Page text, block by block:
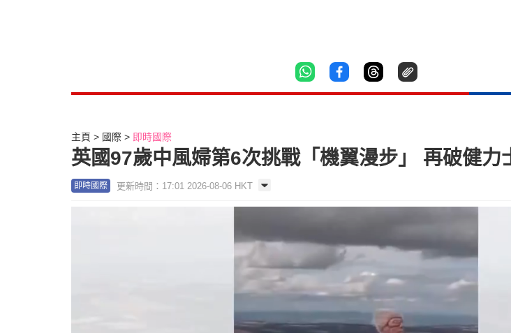
主頁 國際 即時國際
英國97歲中風婦第6次挑戰「機翼漫步」 再破健力
即時國際 更新時間：17:01 2026-08-06 HKT